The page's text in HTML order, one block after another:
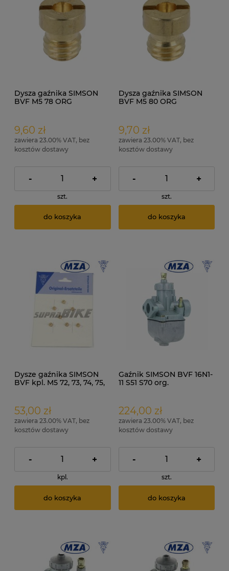
Dysza gaźnika SIMSON
BVF M5 78 ORG
9,60 zł
zawiera 23.00% VAT, bez
kosztów dostawy
- +
szt.
do koszyka
Dysza gaźnika SIMSON
BVF M5 80 ORG
9,70 zł
zawiera 23.00% VAT, bez
kosztów dostawy
- +
szt.
do koszyka
Dysze gaźnika SIMSON
BVF kpl. M5 72, 73, 74, 75,
53,00 zł
zawiera 23.00% VAT, bez
kosztów dostawy
- +
kpl.
do koszyka
Gaźnik SIMSON BVF 16N1-
11 S51 S70 org.
224,00 zł
zawiera 23.00% VAT, bez
kosztów dostawy
- +
szt.
do koszyka